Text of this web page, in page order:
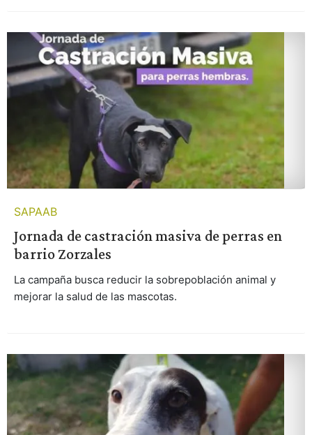
SAPAAB
Jornada de castración masiva de perras en
barrio Zorzales
La campaña busca reducir la sobrepoblación animal y
mejorar la salud de las mascotas.